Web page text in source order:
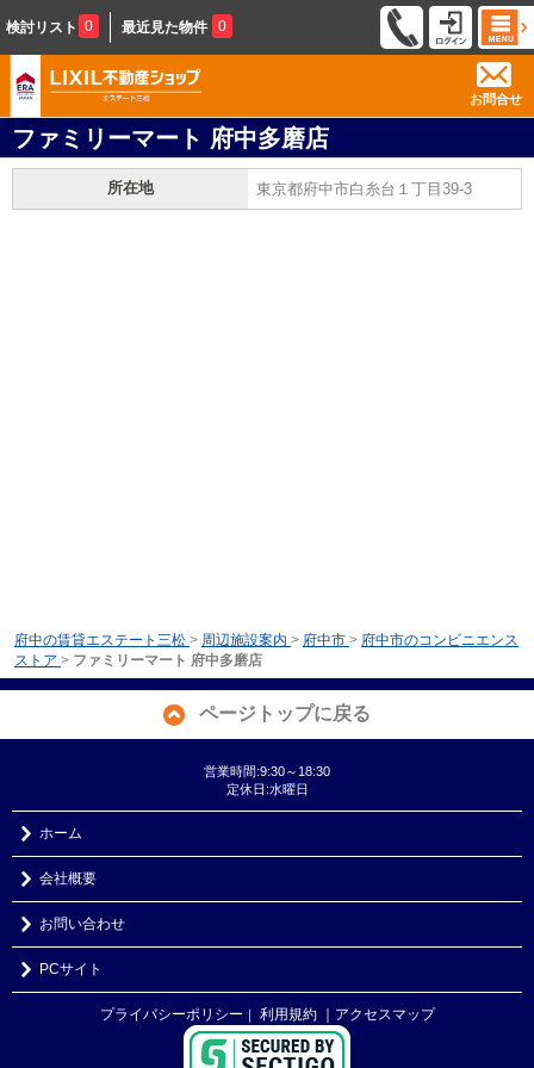
検討リスト 0 最近見た物件 0
お問合せ
ファミリーマート 府中多磨店
所在地 東京都府中市白糸台１丁目39-3
府中の賃貸エステート三松 > 周辺施設案内 > 府中市 > 府中市のコンビニエンス
ストア > ファミリーマート 府中多磨店
ページトップに戻る
営業時間:9:30～18:30
定休日:水曜日
ホーム
会社概要
お問い合わせ
PCサイト
プライバシーポリシー ｜ 利用規約 ｜アクセスマップ